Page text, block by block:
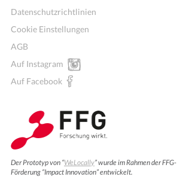
Datenschutzrichtlinien
Cookie Einstellungen
AGB
Auf Instagram
Auf Facebook
Der Prototyp von “WeLocally” wurde im Rahmen der FFG-
Förderung “Impact Innovation” entwickelt.